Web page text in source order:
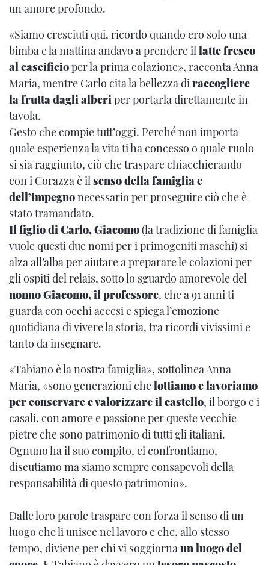
un amore profondo.
«Siamo cresciuti qui, ricordo quando ero solo una
bimba e la mattina andavo a prendere illatte fresco
al caseificioper la prima colazione», racconta Anna
Maria, mentre Carlo cita la bellezza diraccogliere
la frutta dagli alberiper portarla direttamente in
tavola.
Gesto che compie tutt’oggi. Perché non importa
quale esperienza la vita ti ha concesso o quale ruolo
si sia raggiunto, ciò che traspare chiacchierando
con i Corazza è ilsenso della famiglia e
dell’impegnonecessario per proseguire ciò che è
stato tramandato.
Il figlio di Carlo, Giacomo(la tradizione di famiglia
vuole questi due nomi per i primogeniti maschi) si
alza all’alba per aiutare a preparare le colazioni per
gli ospiti del relais, sotto lo sguardo amorevole del
nonno Giacomo, il professore, che a 91 anni ti
guarda con occhi accesi e spiega l’emozione
quotidiana di vivere la storia, tra ricordi vivissimi e
tanto da insegnare.
«Tabiano è la nostra famiglia», sottolinea Anna
Maria, «sono generazioni chelottiamo e lavoriamo
per conservare e valorizzare il castello, il borgo e i
casali, con amore e passione per queste vecchie
pietre che sono patrimonio di tutti gli italiani.
Ognuno ha il suo compito, ci confrontiamo,
discutiamo ma siamo sempre consapevoli della
responsabilità di questo patrimonio».
Dalle loro parole traspare con forza il senso di un
luogo che li unisce nel lavoro e che, allo stesso
tempo, diviene per chi vi soggiornaun luogo del